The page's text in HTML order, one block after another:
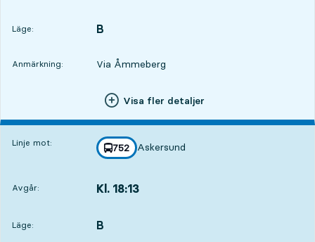
Läge:
LÄGE, B
,
Anmärkning: Via Åmmeberg
Visa fler detaljer
Linje mot: linje
752
mot
Askersund
,
Avgår: Kl. 18:13
Läge:
LÄGE, B
,